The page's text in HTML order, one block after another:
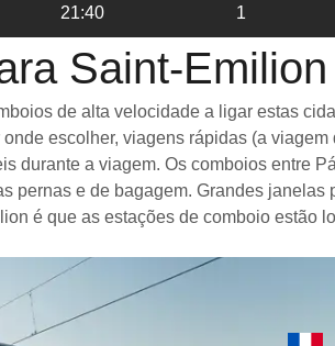
21:40 1
Saint-Emilion
de alta velocidade a ligar estas
escolher, viagens rápidas (a
durante a viagem. Os comboios entre
pernas e de bagagem. Grandes janelas
é que as estações de comboio estão